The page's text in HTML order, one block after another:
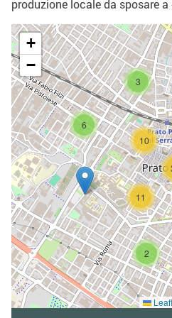
produzione locale da sposare
2
3
6
11
10
+
−